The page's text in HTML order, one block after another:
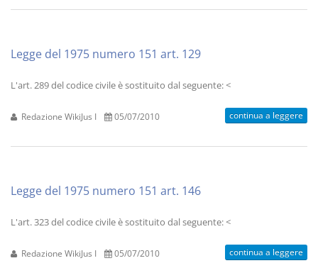
Legge del 1975 numero 151 art. 129
L'art. 289 del codice civile è sostituito dal seguente: <
Redazione WikiJus I 05/07/2010 continua a leggere
Legge del 1975 numero 151 art. 146
L'art. 323 del codice civile è sostituito dal seguente: <
Redazione WikiJus I 05/07/2010 continua a leggere